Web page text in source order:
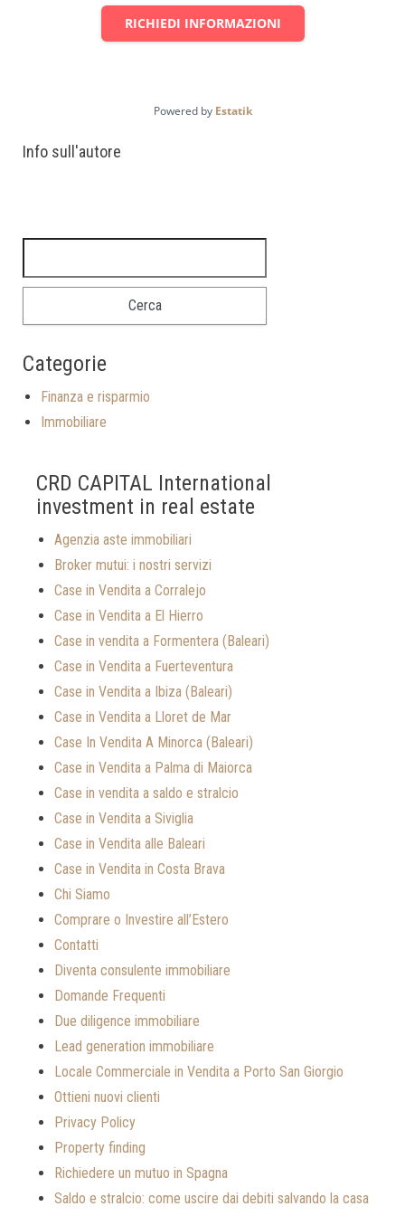
RICHIEDI INFORMAZIONI
Powered by Estatik
Info sull'autore
Categorie
Finanza e risparmio
Immobiliare
CRD CAPITAL International
investment in real estate
Agenzia aste immobiliari
Broker mutui: i nostri servizi
Case in Vendita a Corralejo
Case in Vendita a El Hierro
Case in vendita a Formentera (Baleari)
Case in Vendita a Fuerteventura
Case in Vendita a Ibiza (Baleari)
Case in Vendita a Lloret de Mar
Case In Vendita A Minorca (Baleari)
Case in Vendita a Palma di Maiorca
Case in vendita a saldo e stralcio
Case in Vendita a Siviglia
Case in Vendita alle Baleari
Case in Vendita in Costa Brava
Chi Siamo
Comprare o Investire all’Estero
Contatti
Diventa consulente immobiliare
Domande Frequenti
Due diligence immobiliare
Lead generation immobiliare
Locale Commerciale in Vendita a Porto San Giorgio
Ottieni nuovi clienti
Privacy Policy
Property finding
Richiedere un mutuo in Spagna
Saldo e stralcio: come uscire dai debiti salvando la casa